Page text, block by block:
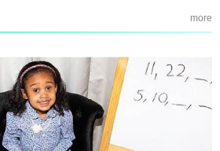
more